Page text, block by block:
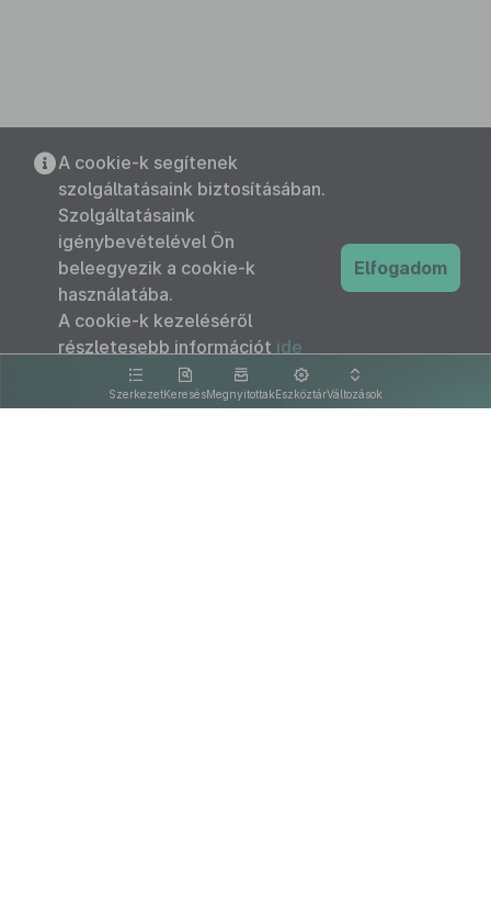
SzerkezetKeresésMegnyitottakEszköztárVáltozások
A cookie-k segítenek
szolgáltatásaink biztosításában.
Szolgáltatásaink
igénybevételével Ön
beleegyezik a cookie-k
használatába.
A cookie-k kezeléséről
részletesebb információt ide
kattintva olvashat.
Elfogadom